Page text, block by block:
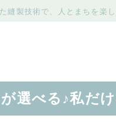
縫製技術で、人とまちを楽
選べる♪私だ